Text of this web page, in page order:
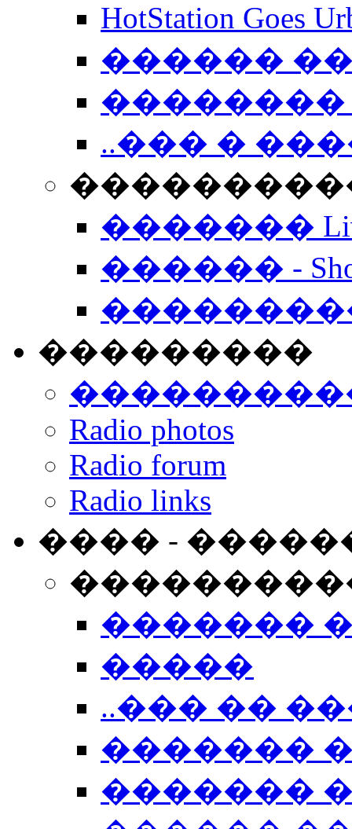
HotStation
������
��������
..��� �
����������
�������
������ -
���������
Radio photos
Radio forum
Radio links
���� -
�������
�����
..��� ��
�������
�������